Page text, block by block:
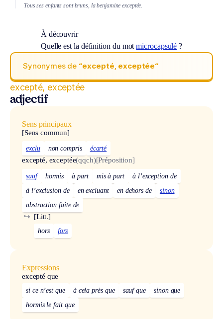
Tous ses enfants sont bruns, la benjamine exceptée.
À découvrir
Quelle est la définition du motmicrocapsulé ?
Synonymes de “excepté, exceptée“
excepté, exceptée
adjectif
Sens principaux
[Sens commun]
exclu non compris écarté
excepté, exceptée(qqch)[Préposition]
sauf hormis à part mis à part
à l’exception de
à l’exclusion de
en excluant en dehors de
sinon
abstraction faite de
[Litt.]
↪
hors fors
Expressions
excepté que
si ce n’est que à cela près que sauf que
sinon que
hormis le fait que